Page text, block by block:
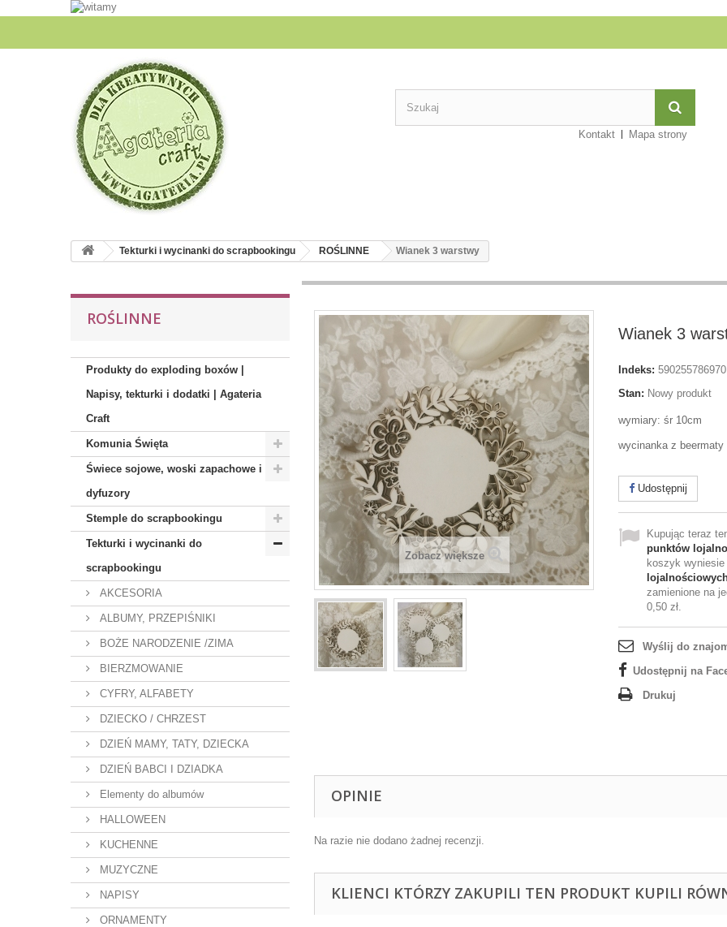
Kontakt Mapa strony
Tekturki i wycinanki do scrapbookingu ROŚLINNE Wianek 3 warstwy
ROŚLINNE
Produkty do exploding boxów |
Napisy, tekturki i dodatki | Agateria
Craft
Komunia Święta
Świece sojowe, woski zapachowe i
dyfuzory
Stemple do scrapbookingu
Tekturki i wycinanki do
scrapbookingu
AKCESORIA
ALBUMY, PRZEPIŚNIKI
BOŻE NARODZENIE /ZIMA
BIERZMOWANIE
CYFRY, ALFABETY
DZIECKO / CHRZEST
DZIEŃ MAMY, TATY, DZIECKA
DZIEŃ BABCI I DZIADKA
Elementy do albumów
HALLOWEEN
KUCHENNE
MUZYCZNE
NAPISY
ORNAMENTY
Zobacz większe
Wianek 3
Indeks:
Stan: Nowy produkt
wymiary: śr 10cm
wycinanka z beermaty
Udostępnij
Kupując teraz
punktów
koszyk wyniesie
zamienione na
0,50 zł.
Wyślij do
Udostępnij na
Drukuj
OPINIE
Na razie nie dodano żadnej recenzji.
KLIENCI KTÓRZY ZAKUPILI TEN PRODUKT KUPILI